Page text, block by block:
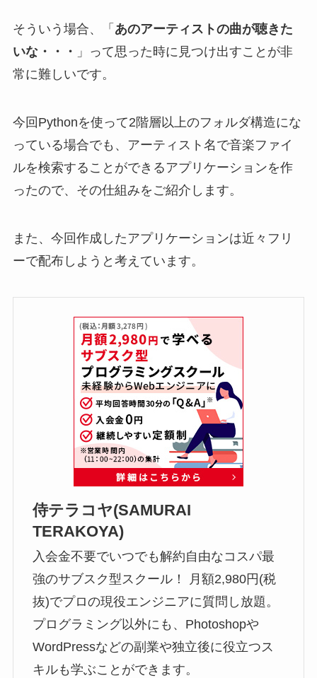
そういう場合、「 あのアーティストの曲が聴きた
いな・・・ 」って思った時に見つけ出すことが非
常に難しいです。
今回Pythonを使って2階層以上のフォルダ構造にな
っている場合でも、 アーティスト名で音楽ファイ
ルを検索することができるアプリケーションを作
ったので、その仕組みをご紹介します。
また、今回作成したアプリケーションは近々フリ
ーで配布しようと考えています。
侍テラコヤ(SAMURAI
TERAKOYA)
入会金不要でいつでも解約自由なコスパ最
強のサブスク型スクール！ 月額2,980円(税
抜)でプロの現役エンジニアに質問し放題。
プログラミング以外にも、Photoshopや
WordPressなどの副業や独立後に役立つス
キルも学ぶことができます。